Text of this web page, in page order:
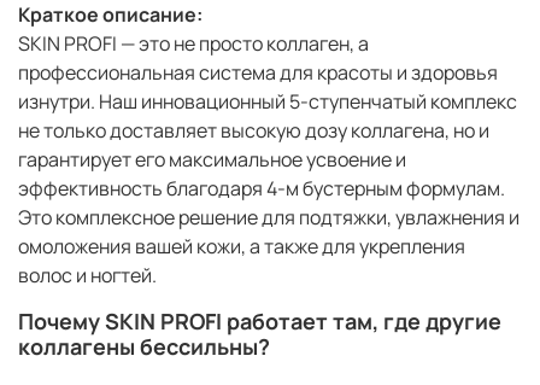
Краткое описание:
SKIN PROFI — это не просто коллаген, а
профессиональная система для красоты и здоровья
изнутри. Наш инновационный 5-ступенчатый комплекс
не только доставляет высокую дозу коллагена, но и
гарантирует его максимальное усвоение и
эффективность благодаря 4-м бустерным формулам.
Это комплексное решение для подтяжки, увлажнения и
омоложения вашей кожи, а также для укрепления
волос и ногтей.
Почему SKIN PROFI работает там, где другие
коллагены бессильны?